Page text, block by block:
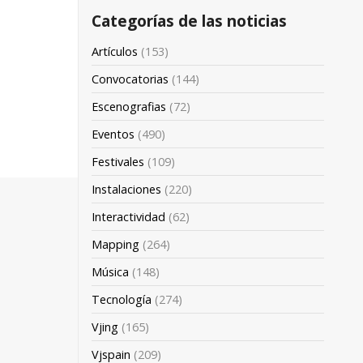
Categorías de las noticias
Artículos (153)
Convocatorias (144)
Escenografias (72)
Eventos (490)
Festivales (109)
Instalaciones (220)
Interactividad (62)
Mapping (264)
Música (148)
Tecnología (274)
Vjing (165)
Vjspain (209)